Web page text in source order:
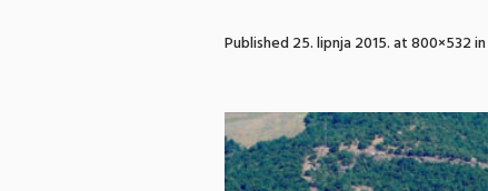
Published25. lipnja 2015.at 800×532 in